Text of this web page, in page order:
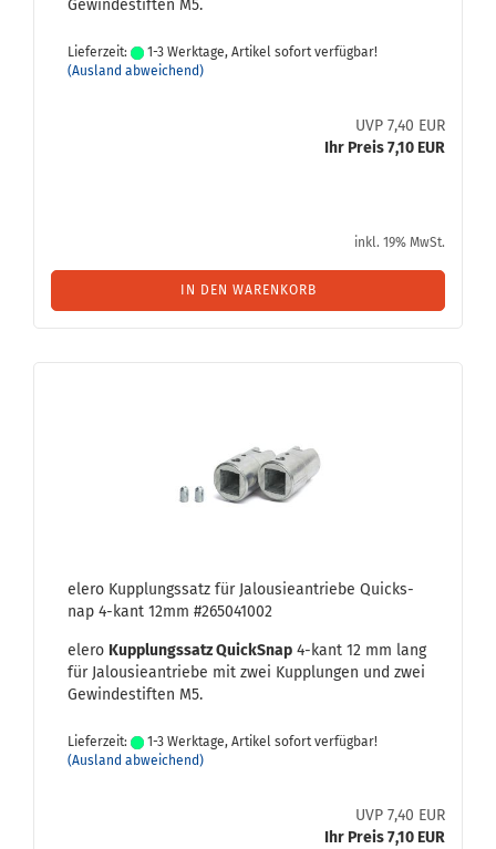
Ge­win­de­stif­ten M5.
Lieferzeit:
1-3 Werktage, Artikel sofort verfügbar!
(Ausland abweichend)
UVP 7,40 EUR
Ihr Preis 7,10 EUR
inkl. 19% MwSt.
IN DEN WARENKORB
elero Kupp­lungs­satz für Ja­lou­sie­an­trie­be Quicks­
nap 4-​kant 12mm #265041002
elero Kupp­lungs­satz QuickS­nap 4-​kant 12 mm lang
für Ja­lou­sie­an­trie­be mit zwei Kupp­lun­gen und zwei
Ge­win­de­stif­ten M5.
Lieferzeit:
1-3 Werktage, Artikel sofort verfügbar!
(Ausland abweichend)
UVP 7,40 EUR
Ihr Preis 7,10 EUR